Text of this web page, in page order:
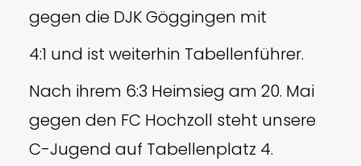
gegen die DJK Göggingen mit
4:1 und ist weiterhin Tabellenführer.
Nach ihrem 6:3 Heimsieg am 20. Mai
gegen den FC Hochzoll steht unsere
C-Jugend auf Tabellenplatz 4.